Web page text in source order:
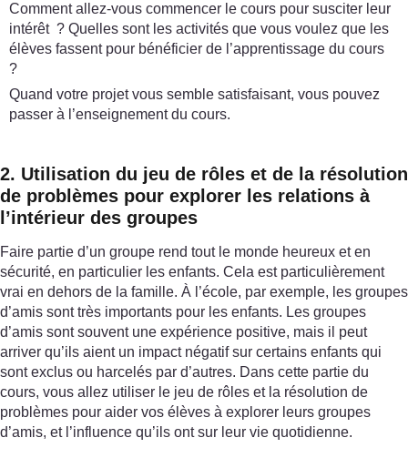
Comment allez-vous commencer le cours pour susciter leur
intérêt ? Quelles sont les activités que vous voulez que les
élèves fassent pour bénéficier de l’apprentissage du cours
?
Quand votre projet vous semble satisfaisant, vous pouvez
passer à l’enseignement du cours.
2. Utilisation du jeu de rôles et de la résolution
de problèmes pour explorer les relations à
l’intérieur des groupes
Faire partie d’un groupe rend tout le monde heureux et en
sécurité, en particulier les enfants. Cela est particulièrement
vrai en dehors de la famille. À l’école, par exemple, les groupes
d’amis sont très importants pour les enfants. Les groupes
d’amis sont souvent une expérience positive, mais il peut
arriver qu’ils aient un impact négatif sur certains enfants qui
sont exclus ou harcelés par d’autres. Dans cette partie du
cours, vous allez utiliser le jeu de rôles et la résolution de
problèmes pour aider vos élèves à explorer leurs groupes
d’amis, et l’influence qu’ils ont sur leur vie quotidienne.